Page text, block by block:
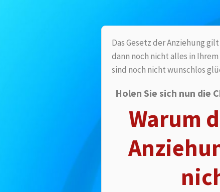
Das Gesetz der Anziehung
dann noch nicht alles in
sind noch nicht wunschlos
Holen Sie sich nun die
Warum